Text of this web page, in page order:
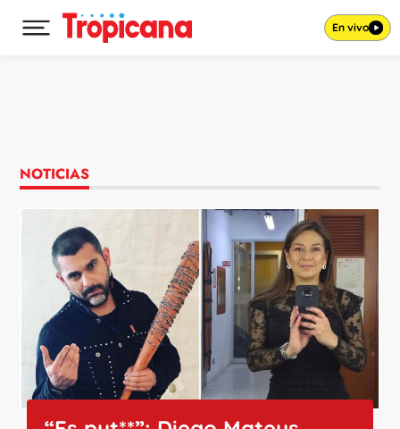
Desplegar menú principal En vivo
NOTICIAS